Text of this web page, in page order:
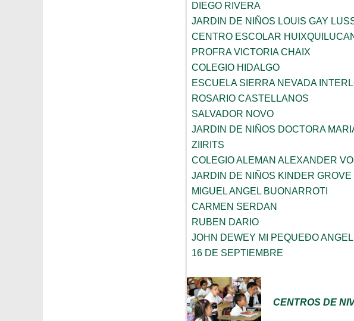
DIEGO RIVERA
JARDIN DE NIÑOS LOUIS GAY
CENTRO ESCOLAR
PROFRA VICTORIA CHAIX
COLEGIO HIDALGO
ESCUELA SIERRA NEVADA
ROSARIO CASTELLANOS
SALVADOR NOVO
JARDIN DE NIÑOS DOCTORA
ZIIRITS
COLEGIO ALEMAN ALEXANDER
JARDIN DE NIÑOS KINDER GROVE
MIGUEL ANGEL BUONARROTI
CARMEN SERDAN
RUBEN DARIO
JOHN DEWEY MI PEQUEÐO
16 DE SEPTIEMBRE
CENTROS DE